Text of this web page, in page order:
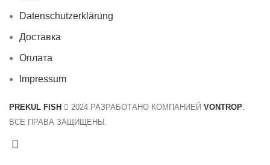
Datenschutzerklärung
Доставка
Оплата
Impressum
PREKUL FISH 2024 РАЗРАБОТАНО КОМПАНИЕЙ VONTROP.
ВСЕ ПРАВА ЗАЩИЩЕНЫ.